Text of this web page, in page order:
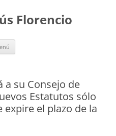
Florencio
su Consejo de
Estatutos sólo
expire el plazo de la